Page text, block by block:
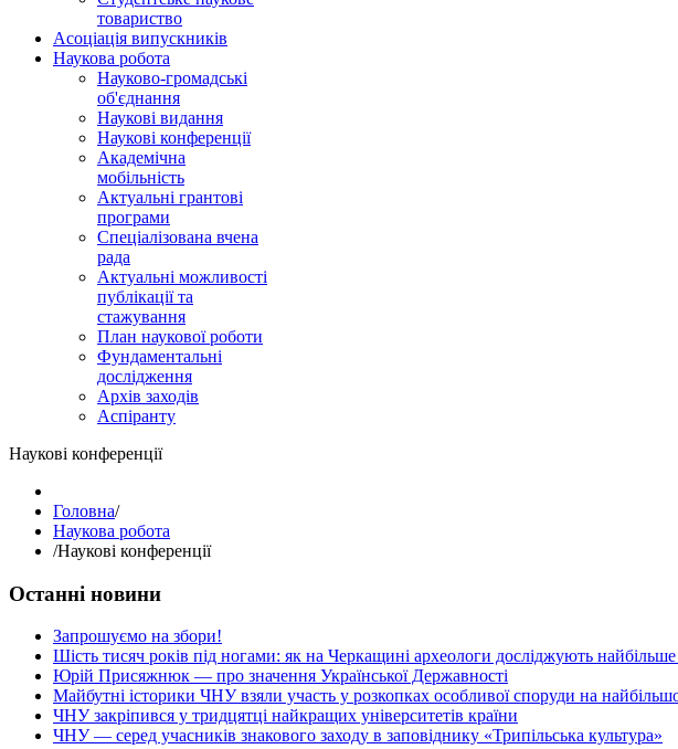
товариство
Асоціація випускників
Наукова робота
Науково-громадські
об'єднання
Наукові видання
Наукові конференції
Академічна
мобільність
Актуальні грантові
програми
Спеціалізована вчена
рада
Актуальні можливості
публікації та
стажування
План наукової роботи
Фундаментальні
дослідження
Архів заходів
Аспіранту
Наукові конференції
Головна/
Наукова робота
/Наукові конференції
Останні новини
Запрошуємо на збори!
Шість тисяч років під ногами: як на Черкащині археологи досліджують найбільше
Юрій Присяжнюк — про значення Української Державності
Майбутні історики ЧНУ взяли участь у розкопках особливої споруди на
ЧНУ закріпився у тридцятці найкращих університетів країни
ЧНУ — серед учасників знакового заходу в заповіднику «Трипільська культура»